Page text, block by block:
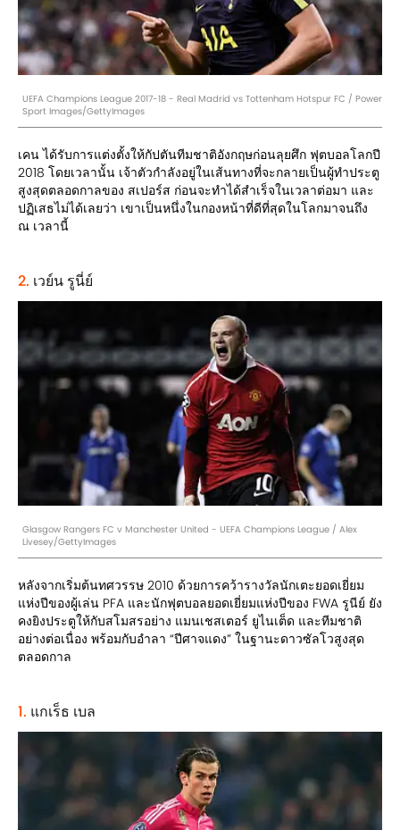
UEFA Champions League 2017-18 - Real Madrid vs Tottenham Hotspur FC / Power
Sport Images/GettyImages
เคน ได้รับการแต่งตั้งให้กัปตันทีมชาติอังกฤษก่อนลุยศึก ฟุตบอลโลกปี
2018 โดยเวลานั้น เจ้าตัวกำลังอยู่ในเส้นทางที่จะกลายเป็นผู้ทำประตู
สูงสุดตลอดกาลของ สเปอร์ส ก่อนจะทำได้สำเร็จในเวลาต่อมา และ
ปฏิเสธไม่ได้เลยว่า เขาเป็นหนึ่งในกองหน้าที่ดีที่สุดในโลกมาจนถึง
ณ เวลานี้
2. เวย์น รูนี่ย์
Glasgow Rangers FC v Manchester United - UEFA Champions League / Alex
Livesey/GettyImages
หลังจากเริ่มต้นทศวรรษ 2010 ด้วยการคว้ารางวัลนักเตะยอดเยี่ยม
แห่งปีของผู้เล่น PFA และนักฟุตบอลยอดเยี่ยมแห่งปีของ FWA รูนีย์ ยัง
คงยิงประตูให้กับสโมสรอย่าง แมนเชสเตอร์ ยูไนเต็ด และทีมชาติ
อย่างต่อเนื่อง พร้อมกับอำลา “ปีศาจแดง” ในฐานะดาวซัลโวสูงสุด
ตลอดกาล
1. แกเร็ธ เบล